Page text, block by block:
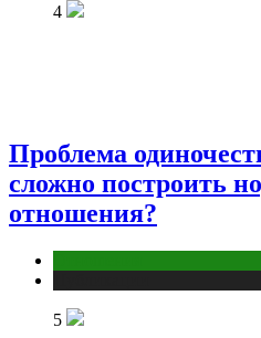
4
Проблема
сложно построить
отношения?
5